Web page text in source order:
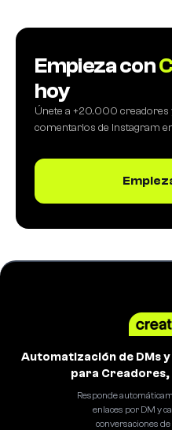
Empieza con
hoy
Únete a +20.000 creadores
comentarios de Instagram
Automatización de DMs
para Creadores,
Responde
enlaces por DM y
conversaciones